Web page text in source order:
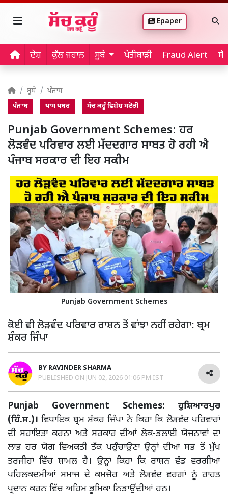
Epaper
ਦੇਸ਼ ਕੁੱਲ ਜਹਾਨ ਸੂਬੇ ਖੇਤੀਬਾੜੀ Fraud Alert
ਸੂਬੇ ਪੰਜਾਬ
ਪੰਜਾਬ ਖਾਸ ਖਬਰ ਸੱਚ ਕਹੂੰ ਵਿਸ਼ੇਸ਼ ਸਟੋਰੀ
Punjab Government Schemes: ਹਰ
ਲੋੜਵੰਦ ਪਰਿਵਾਰ ਲਈ ਮੱਦਦਗਾਰ ਸਾਬਤ ਹੋ ਰਹੀ ਐ
ਪੰਜਾਬ ਸਰਕਾਰ ਦੀ ਇਹ ਸਕੀਮ
Punjab Government Schemes
ਕੋਈ ਵੀ ਲੋੜਵੰਦ ਪਰਿਵਾਰ ਰਾਸ਼ਨ ਤੋਂ ਵਾਂਝਾ ਨਹੀਂ ਰਹੇਗਾ: ਬ੍ਰਮ
ਸ਼ੰਕਰ ਜਿੰਪਾ
BY RAVINDER SHARMA
PUBLISHED ON JUN 02, 2026 01:06 PM IST
Punjab Government Schemes: ਹੁਸ਼ਿਆਰਪੁਰ
(ਹਿੰ.ਸ.)। ਵਿਧਾਇਕ ਬ੍ਰਮ ਸ਼ੰਕਰ ਜਿੰਪਾ ਨੇ ਕਿਹਾ ਕਿ ਲੋੜਵੰਦ ਪਰਿਵਾਰਾਂ
ਦੀ ਸਹਾਇਤਾ ਕਰਨਾ ਅਤੇ ਸਰਕਾਰ ਦੀਆਂ ਲੋਕ-ਭਲਾਈ ਯੋਜਨਾਵਾਂ ਦਾ
ਲਾਭ ਹਰ ਯੋਗ ਵਿਅਕਤੀ ਤੱਕ ਪਹੁੰਚਾਉਣਾ ਉਨ੍ਹਾਂ ਦੀਆਂ ਸਭ ਤੋਂ ਮੁੱਖ
ਤਰਜੀਹਾਂ ਵਿੱਚ ਸ਼ਾਮਲ ਹੈ। ਉਨ੍ਹਾਂ ਕਿਹਾ ਕਿ ਰਾਸ਼ਨ ਵੰਡ ਵਰਗੀਆਂ
ਪਹਿਲਕਦਮੀਆਂ ਸਮਾਜ ਦੇ ਕਮਜ਼ੋਰ ਅਤੇ ਲੋੜਵੰਦ ਵਰਗਾਂ ਨੂੰ ਰਾਹਤ
ਪ੍ਰਦਾਨ ਕਰਨ ਵਿੱਚ ਅਹਿਮ ਭੂਮਿਕਾ ਨਿਭਾਉਂਦੀਆਂ ਹਨ।